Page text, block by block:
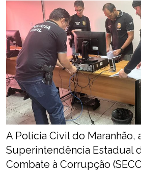
A Polícia Civil do Maranhão,
Superintendência Estadual
Combate à Corrupção